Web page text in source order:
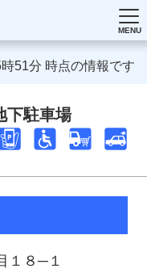
51分 時点の情報です
下駐車場
１８─１